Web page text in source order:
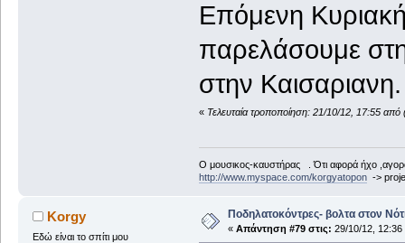
Επόμενη
παρελάσουμε
στην
« Τελευταία τροποποίηση: 21/10/12, 17:55
Ο μουσικος-καυστήρας . Ότι αφορά ήχο
http://www.myspace.com/korgyatopon->
Korgy
Εδώ είναι το σπίτι μου
Ποδηλατοκόντρες- βολτα στον
« Απάντηση #79 στις: 29/10/12, 12:36